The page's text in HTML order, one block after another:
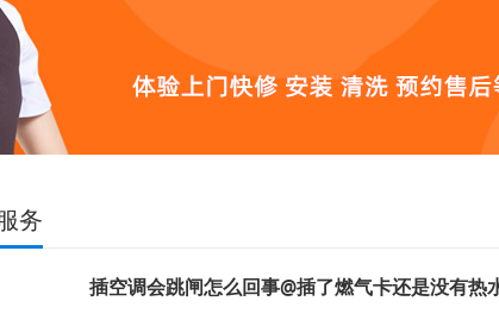
务
插空调会跳闸怎么回事@插了燃气卡还是没有